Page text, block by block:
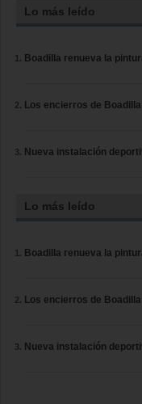
Lo más leído
Boadilla renueva la
Los encierros de
Nueva instalación
Lo más leído
Boadilla renueva la
Los encierros de
Nueva instalación